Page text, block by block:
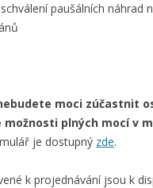
paušálních náhrad
moci zúčastnit
možnosti plných mocí v
je dostupný zde.
k projednávání jsou k